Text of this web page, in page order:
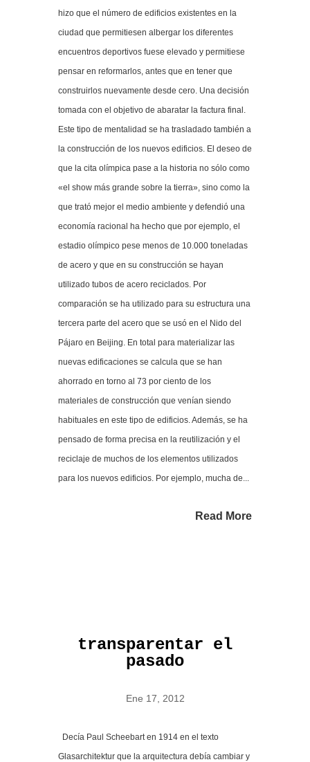
hizo que el número de edificios existentes en la
ciudad que permitiesen albergar los diferentes
encuentros deportivos fuese elevado y permitiese
pensar en reformarlos, antes que en tener que
construirlos nuevamente desde cero. Una decisión
tomada con el objetivo de abaratar la factura final.
Este tipo de mentalidad se ha trasladado también a
la construcción de los nuevos edificios. El deseo de
que la cita olímpica pase a la historia no sólo como
«el show más grande sobre la tierra», sino como la
que trató mejor el medio ambiente y defendió una
economía racional ha hecho que por ejemplo, el
estadio olímpico pese menos de 10.000 toneladas
de acero y que en su construcción se hayan
utilizado tubos de acero reciclados. Por
comparación se ha utilizado para su estructura una
tercera parte del acero que se usó en el Nido del
Pájaro en Beijing. En total para materializar las
nuevas edificaciones se calcula que se han
ahorrado en torno al 73 por ciento de los
materiales de construcción que venían siendo
habituales en este tipo de edificios. Además, se ha
pensado de forma precisa en la reutilización y el
reciclaje de muchos de los elementos utilizados
para los nuevos edificios. Por ejemplo, mucha de...
Read More
transparentar el
pasado
Ene 17, 2012
Decía Paul Scheebart en 1914 en el texto
Glasarchitektur que la arquitectura debía cambiar y